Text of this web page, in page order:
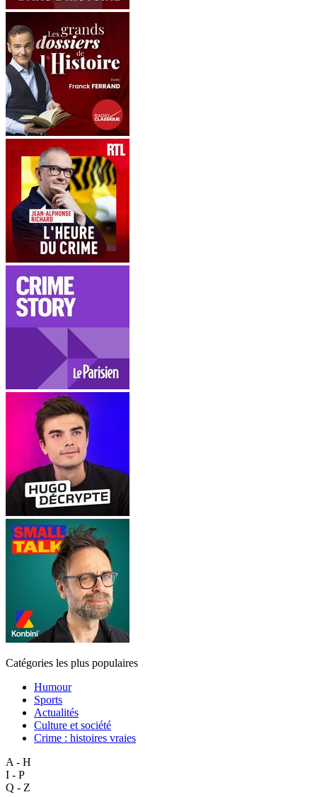
Catégories les plus populaires
Humour
Sports
Actualités
Culture et société
Crime : histoires vraies
A - H
I - P
Q - Z